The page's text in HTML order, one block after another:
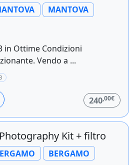
MANTOVA
in Ottime Condizioni
Vendo a ...
240,00€
Kit + filtro
BERGAMO